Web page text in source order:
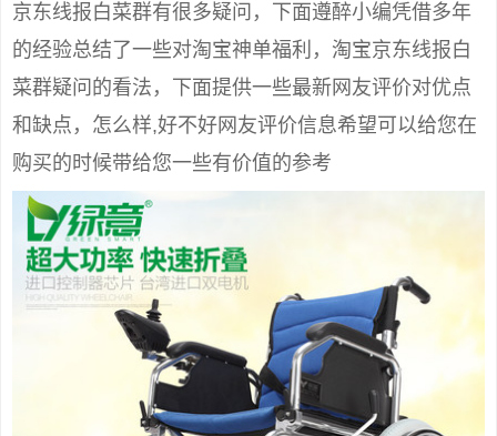
京东线报白菜群有很多疑问，下面遵醉小编凭借多年
的经验总结了一些对淘宝神单福利，淘宝京东线报白
菜群疑问的看法，下面提供一些最新网友评价对优点
和缺点，怎么样,好不好网友评价信息希望可以给您在
购买的时候带给您一些有价值的参考